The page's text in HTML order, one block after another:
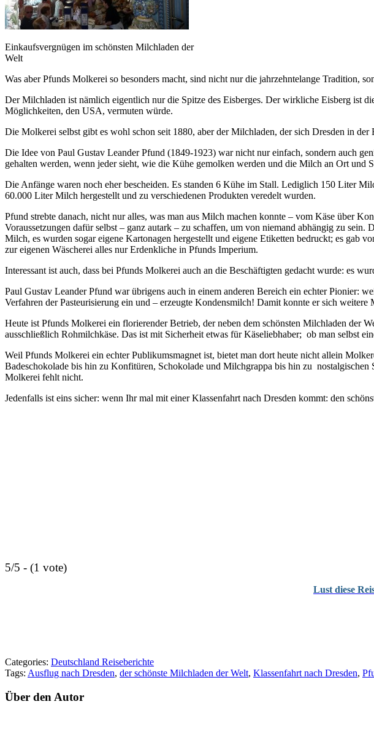
Einkaufsvergnügen im schönsten Milchladen der
Welt
Was aber Pfunds Molkerei so besonders macht, sind nicht nur die jahrzehntelange Tradition,
Der Milchladen ist nämlich eigentlich nur die Spitze des Eisberges. Der wirkliche Eisberg ist
Möglichkeiten, den USA, vermuten würde.
Die Molkerei selbst gibt es wohl schon seit 1880, aber der Milchladen, der sich Dresden in
Die Idee von Paul Gustav Leander Pfund (1849-1923) war nicht nur einfach, sondern auch
gehalten werden, wenn jeder sieht, wie die Kühe gemolken werden und die Milch an Ort und
Die Anfänge waren noch eher bescheiden. Es standen 6 Kühe im Stall. Lediglich 150 Liter
60.000 Liter Milch hergestellt und zu verschiedenen Produkten veredelt wurden.
Pfund strebte danach, nicht nur alles, was man aus Milch machen konnte – vom Käse über
Voraussetzungen dafür selbst – ganz autark – zu schaffen, um von niemand abhängig zu
Milch, es wurden sogar eigene Kartonagen hergestellt und eigene Etiketten bedruckt; es gab
zur eigenen Wäscherei alles nur Erdenkliche in Pfunds Imperium.
Interessant ist auch, dass bei Pfunds Molkerei auch an die Beschäftigten gedacht wurde: es
Paul Gustav Leander Pfund war übrigens auch in einem anderen Bereich ein echter Pionier:
Verfahren der Pasteurisierung ein und – erzeugte Kondensmilch! Damit konnte er sich
Heute ist Pfunds Molkerei ein florierender Betrieb, der neben dem schönsten Milchladen der
ausschließlich Rohmilchkäse. Das ist mit Sicherheit etwas für Käseliebhaber; ob man selbst
Weil Pfunds Molkerei ein echter Publikumsmagnet ist, bietet man dort heute nicht allein
Badeschokolade bis hin zu Konfitüren, Schokolade und Milchgrappa bis hin zu
Molkerei fehlt nicht.
Jedenfalls ist eins sicher: wenn Ihr mal mit einer Klassenfahrt nach Dresden kommt: den
5/5 - (1 vote)
Lust diese
Categories: Deutschland Reiseberichte
Tags: Ausflug nach Dresden, der schönste Milchladen der Welt, Klassenfahrt nach Dresden,
Über den Autor